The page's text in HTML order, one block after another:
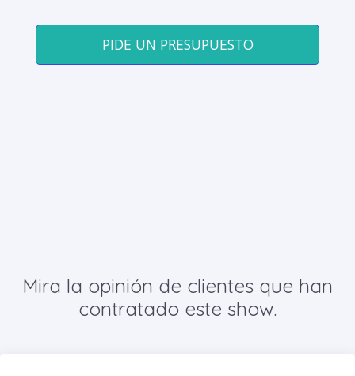
PIDE UN PRESUPUESTO
Mira la opinión de clientes que han
contratado este show.